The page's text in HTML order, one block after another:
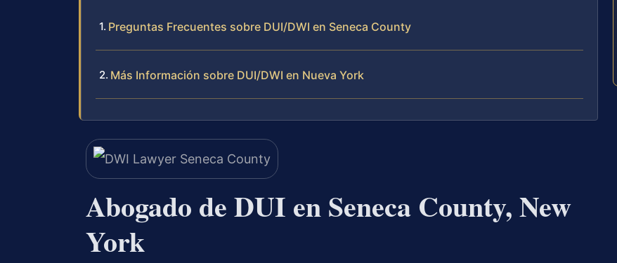
Preguntas Frecuentes sobre DUI/DWI en Seneca County
Más Información sobre DUI/DWI en Nueva York
Abogado de DUI en Seneca County, New
York